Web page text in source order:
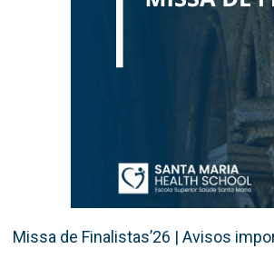
Missa de Finalistas’26 | Avisos